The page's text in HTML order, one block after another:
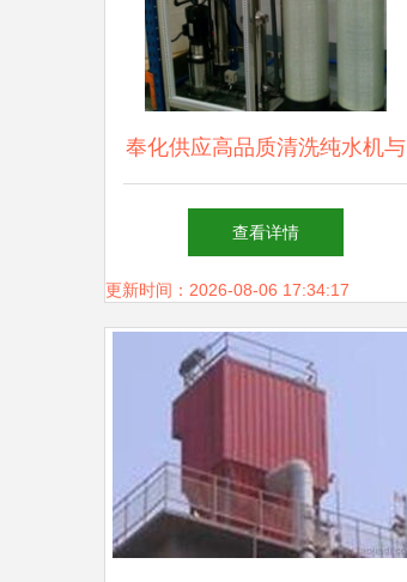
奉化供应高品质清洗纯水机与
反渗透纯水机丨环保设备制造
领航者
查看详情
更新时间：2026-08-06 17:34:17